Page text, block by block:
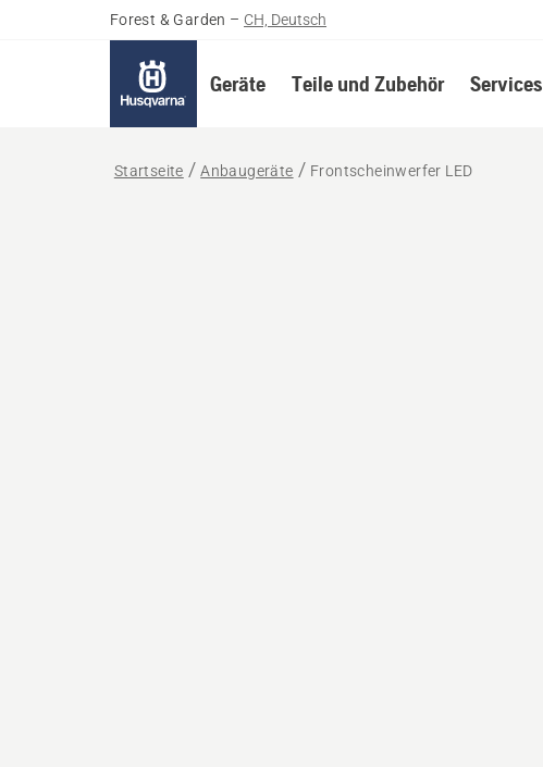
Forest & Garden – CH, Deutsch
Geräte Teile und Zubehör Services
Startseite Anbaugeräte Frontscheinwerfer LED